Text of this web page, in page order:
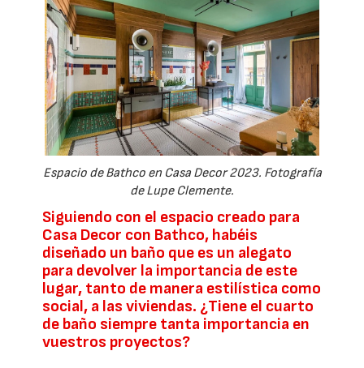
Espacio de Bathco en Casa Decor 2023. Fotografía
de Lupe Clemente.
Siguiendo con el espacio creado para
Casa Decor con Bathco, habéis
diseñado un baño que es un alegato
para devolver la importancia de este
lugar, tanto de manera estilística como
social, a las viviendas. ¿Tiene el cuarto
de baño siempre tanta importancia en
vuestros proyectos?